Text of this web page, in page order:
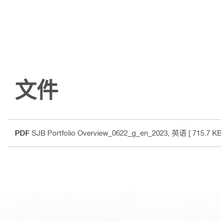
文件
PDF SJB Portfolio Overview_0622_g_en_2023 , 英语 [ 715.7